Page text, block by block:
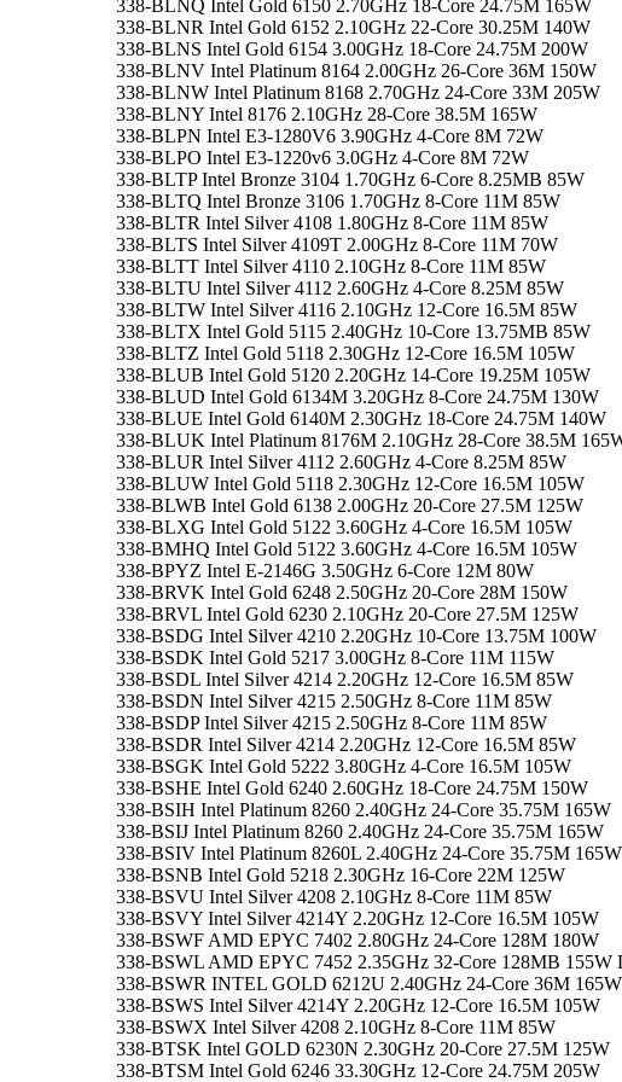
338-BLNQ Intel Gold 6150 2.70GHz 18-Core 24.75M 165W
338-BLNR Intel Gold 6152 2.10GHz 22-Core 30.25M 140W
338-BLNS Intel Gold 6154 3.00GHz 18-Core 24.75M 200W
338-BLNV Intel Platinum 8164 2.00GHz 26-Core 36M 150W
338-BLNW Intel Platinum 8168 2.70GHz 24-Core 33M 205W
338-BLNY Intel 8176 2.10GHz 28-Core 38.5M 165W
338-BLPN Intel E3-1280V6 3.90GHz 4-Core 8M 72W
338-BLPO Intel E3-1220v6 3.0GHz 4-Core 8M 72W
338-BLTP Intel Bronze 3104 1.70GHz 6-Core 8.25MB 85W
338-BLTQ Intel Bronze 3106 1.70GHz 8-Core 11M 85W
338-BLTR Intel Silver 4108 1.80GHz 8-Core 11M 85W
338-BLTS Intel Silver 4109T 2.00GHz 8-Core 11M 70W
338-BLTT Intel Silver 4110 2.10GHz 8-Core 11M 85W
338-BLTU Intel Silver 4112 2.60GHz 4-Core 8.25M 85W
338-BLTW Intel Silver 4116 2.10GHz 12-Core 16.5M 85W
338-BLTX Intel Gold 5115 2.40GHz 10-Core 13.75MB 85W
338-BLTZ Intel Gold 5118 2.30GHz 12-Core 16.5M 105W
338-BLUB Intel Gold 5120 2.20GHz 14-Core 19.25M 105W
338-BLUD Intel Gold 6134M 3.20GHz 8-Core 24.75M 130W
338-BLUE Intel Gold 6140M 2.30GHz 18-Core 24.75M 140W
338-BLUK Intel Platinum 8176M 2.10GHz 28-Core 38.5M
338-BLUR Intel Silver 4112 2.60GHz 4-Core 8.25M 85W
338-BLUW Intel Gold 5118 2.30GHz 12-Core 16.5M 105W
338-BLWB Intel Gold 6138 2.00GHz 20-Core 27.5M 125W
338-BLXG Intel Gold 5122 3.60GHz 4-Core 16.5M 105W
338-BMHQ Intel Gold 5122 3.60GHz 4-Core 16.5M 105W
338-BPYZ Intel E-2146G 3.50GHz 6-Core 12M 80W
338-BRVK Intel Gold 6248 2.50GHz 20-Core 28M 150W
338-BRVL Intel Gold 6230 2.10GHz 20-Core 27.5M 125W
338-BSDG Intel Silver 4210 2.20GHz 10-Core 13.75M 100W
338-BSDK Intel Gold 5217 3.00GHz 8-Core 11M 115W
338-BSDL Intel Silver 4214 2.20GHz 12-Core 16.5M 85W
338-BSDN Intel Silver 4215 2.50GHz 8-Core 11M 85W
338-BSDP Intel Silver 4215 2.50GHz 8-Core 11M 85W
338-BSDR Intel Silver 4214 2.20GHz 12-Core 16.5M 85W
338-BSGK Intel Gold 5222 3.80GHz 4-Core 16.5M 105W
338-BSHE Intel Gold 6240 2.60GHz 18-Core 24.75M 150W
338-BSIH Intel Platinum 8260 2.40GHz 24-Core 35.75M 165W
338-BSIJ Intel Platinum 8260 2.40GHz 24-Core 35.75M 165W
338-BSIV Intel Platinum 8260L 2.40GHz 24-Core 35.75M 165W
338-BSNB Intel Gold 5218 2.30GHz 16-Core 22M 125W
338-BSVU Intel Silver 4208 2.10GHz 8-Core 11M 85W
338-BSVY Intel Silver 4214Y 2.20GHz 12-Core 16.5M 105W
338-BSWF AMD EPYC 7402 2.80GHz 24-Core 128M 180W
338-BSWL AMD EPYC 7452 2.35GHz 32-Core 128MB
338-BSWR INTEL GOLD 6212U 2.40GHz 24-Core 36M 165W
338-BSWS Intel Silver 4214Y 2.20GHz 12-Core 16.5M 105W
338-BSWX Intel Silver 4208 2.10GHz 8-Core 11M 85W
338-BTSK Intel GOLD 6230N 2.30GHz 20-Core 27.5M 125W
338-BTSM Intel Gold 6246 33.30GHz 12-Core 24.75M 205W